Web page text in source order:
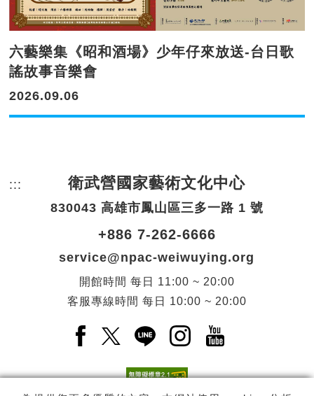
六藝樂集《昭和酒場》少年仔來放送-台日歌
謠故事音樂會
2026.09.06
::: 頁尾網站資訊。
衛武營國家藝術文化中心
830043 高雄市鳳山區三多一路 1 號
+886 7-262-6666
service@npac-weiwuying.org
開館時間 每日
11:00 ~ 20:00
客服專線時間 每日 10:00 ~ 20:00
Facebook(另開新視窗)
X(另開新視窗)
LINE(另開新視窗)
Instagram(另開新視
YouTube(另開